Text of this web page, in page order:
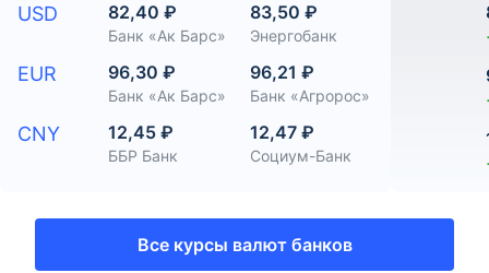
USD 82,40 ₽
Банк «Ак Барс»
83,50 ₽
Энергобанк
EUR 96,30 ₽
Банк «Ак Барс»
96,21 ₽
Банк «Агророс»
CNY 12,45 ₽
ББР Банк
12,47 ₽
Социум-Банк
Все курсы валют банков